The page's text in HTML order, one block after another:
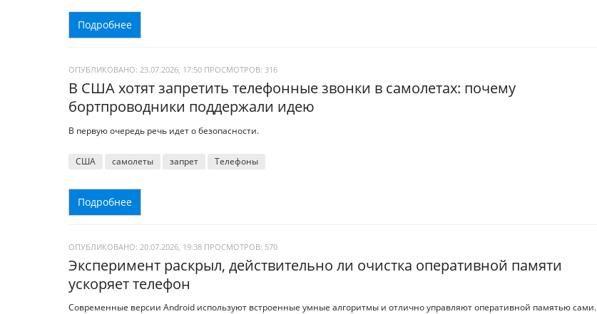
Подробнее
ОПУБЛИКОВАНО: 23.07.2026, 17:50 ПРОСМОТРОВ: 316
В США хотят запретить телефонные звонки в самолетах: почему
бортпроводники поддержали идею
В первую очередь речь идет о безопасности.
США самолеты запрет Телефоны
Подробнее
ОПУБЛИКОВАНО: 20.07.2026, 19:38 ПРОСМОТРОВ: 570
Эксперимент раскрыл, действительно ли очистка оперативной памяти
ускоряет телефон
Современные версии Android используют встроенные умные алгоритмы и отлично управляют оперативной памятью сами.